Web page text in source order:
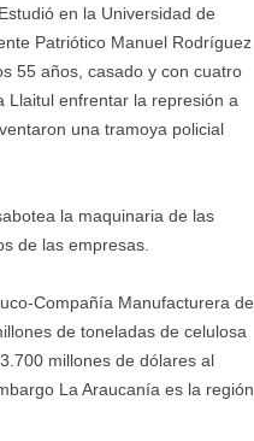
en la Universidad de
Patriótico Manuel Rodríguez
55 años, casado y con cuatro
Llaitul enfrentar la represión a
una tramoya policial
la maquinaria de las
de las empresas.
Compañía Manufacturera de
de toneladas de celulosa
millones de dólares al
La Araucanía es la región